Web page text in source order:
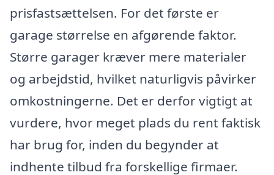
prisfastsættelsen. For det første er
garage størrelse en afgørende faktor.
Større garager kræver mere materialer
og arbejdstid, hvilket naturligvis påvirker
omkostningerne. Det er derfor vigtigt at
vurdere, hvor meget plads du rent faktisk
har brug for, inden du begynder at
indhente tilbud fra forskellige firmaer.